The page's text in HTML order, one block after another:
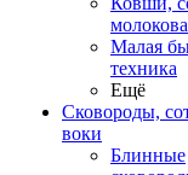
Малая
техника
Ещё
Сковороды,
воки
Блинные